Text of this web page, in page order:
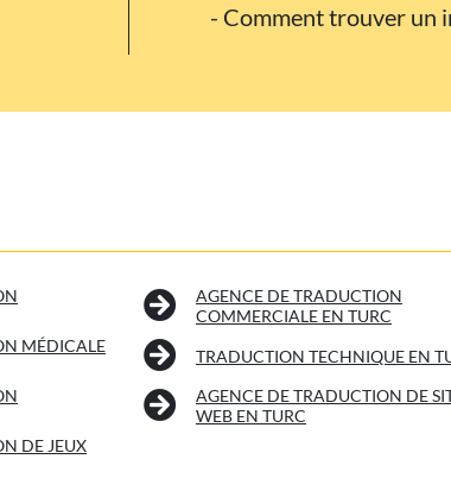
- Comment trouver un
AGENCE DE TRADUCTION
COMMERCIALE EN TURC
MÉDICALE
TRADUCTION TECHNIQUE EN
AGENCE DE TRADUCTION DE
WEB EN TURC
DE JEUX